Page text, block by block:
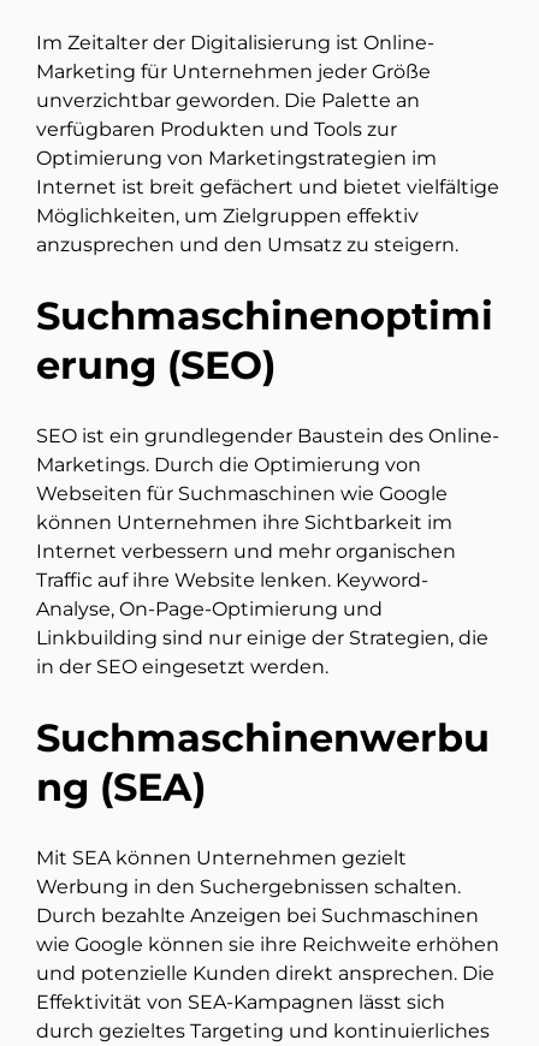
Im Zeitalter der Digitalisierung ist Online-
Marketing für Unternehmen jeder Größe
unverzichtbar geworden. Die Palette an
verfügbaren Produkten und Tools zur
Optimierung von Marketingstrategien im
Internet ist breit gefächert und bietet vielfältige
Möglichkeiten, um Zielgruppen effektiv
anzusprechen und den Umsatz zu steigern.
Suchmaschinenoptimi
erung (SEO)
SEO ist ein grundlegender Baustein des Online-
Marketings. Durch die Optimierung von
Webseiten für Suchmaschinen wie Google
können Unternehmen ihre Sichtbarkeit im
Internet verbessern und mehr organischen
Traffic auf ihre Website lenken. Keyword-
Analyse, On-Page-Optimierung und
Linkbuilding sind nur einige der Strategien, die
in der SEO eingesetzt werden.
Suchmaschinenwerbu
ng (SEA)
Mit SEA können Unternehmen gezielt
Werbung in den Suchergebnissen schalten.
Durch bezahlte Anzeigen bei Suchmaschinen
wie Google können sie ihre Reichweite erhöhen
und potenzielle Kunden direkt ansprechen. Die
Effektivität von SEA-Kampagnen lässt sich
durch gezieltes Targeting und kontinuierliches